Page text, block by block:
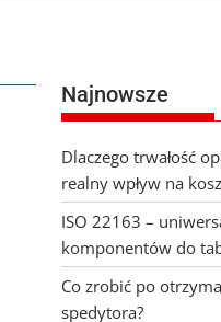
Najnowsze
Dlaczego trwałość
realny wpływ na
ISO 22163 –
komponentów do
Co zrobić po
spedytora?